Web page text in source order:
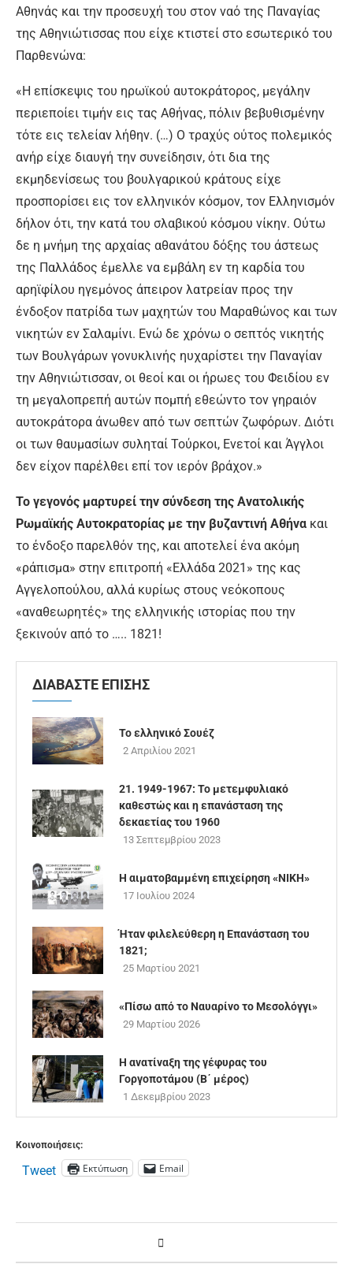
Αθηνάς και την προσευχή του στον ναό της Παναγίας
της Αθηνιώτισσας που είχε κτιστεί στο εσωτερικό του
Παρθενώνα:
«Η επίσκεψις του ηρωϊκού αυτοκράτορος, μεγάλην
περιεποίει τιμήν εις τας Αθήνας, πόλιν βεβυθισμένην
τότε εις τελείαν λήθην. (…) Ο τραχύς ούτος πολεμικός
ανήρ είχε διαυγή την συνείδησιν, ότι δια της
εκμηδενίσεως του βουλγαρικού κράτους είχε
προσπορίσει εις τον ελληνικόν κόσμον, τον Ελληνισμόν
δήλον ότι, την κατά του σλαβικού κόσμου νίκην. Ούτω
δε η μνήμη της αρχαίας αθανάτου δόξης του άστεως
της Παλλάδος έμελλε να εμβάλη εν τη καρδία του
αρηϊφίλου ηγεμόνος άπειρον λατρείαν προς την
ένδοξον πατρίδα των μαχητών του Μαραθώνος και των
νικητών εν Σαλαμίνι. Ενώ δε χρόνω ο σεπτός νικητής
των Βουλγάρων γονυκλινής ηυχαρίστει την Παναγίαν
την Αθηνιώτισσαν, οι θεοί και οι ήρωες του Φειδίου εν
τη μεγαλοπρεπή αυτών πομπή εθεώντο τον γηραιόν
αυτοκράτορα άνωθεν από των σεπτών ζωφόρων. Διότι
οι των θαυμασίων συληταί Τούρκοι, Ενετοί και Άγγλοι
δεν είχον παρέλθει επί τον ιερόν βράχον.»
Το γεγονός μαρτυρεί την σύνδεση της Ανατολικής
Ρωμαϊκής Αυτοκρατορίας με την βυζαντινή Αθήνα και
το ένδοξο παρελθόν της, και αποτελεί ένα ακόμη
«ράπισμα» στην επιτροπή «Ελλάδα 2021» της κας
Αγγελοπούλου, αλλά κυρίως στους νεόκοπους
«αναθεωρητές» της ελληνικής ιστορίας που την
ξεκινούν από το ….. 1821!
ΔΙΑΒΑΣΤΕ ΕΠΙΣΗΣ
Το ελληνικό Σουέζ
2 Απριλίου 2021
21. 1949-1967: Το μετεμφυλιακό
καθεστώς και η επανάσταση της
δεκαετίας του 1960
13 Σεπτεμβρίου 2023
Η αιματοβαμμένη επιχείρηση «ΝΙΚΗ»
17 Ιουλίου 2024
Ήταν φιλελεύθερη η Επανάσταση του
1821;
25 Μαρτίου 2021
«Πίσω από το Ναυαρίνο το Μεσολόγγι»
29 Μαρτίου 2026
Η ανατίναξη της γέφυρας του
Γοργοποτάμου (B΄ μέρος)
1 Δεκεμβρίου 2023
Κοινοποιήσεις:
Tweet Εκτύπωση Email